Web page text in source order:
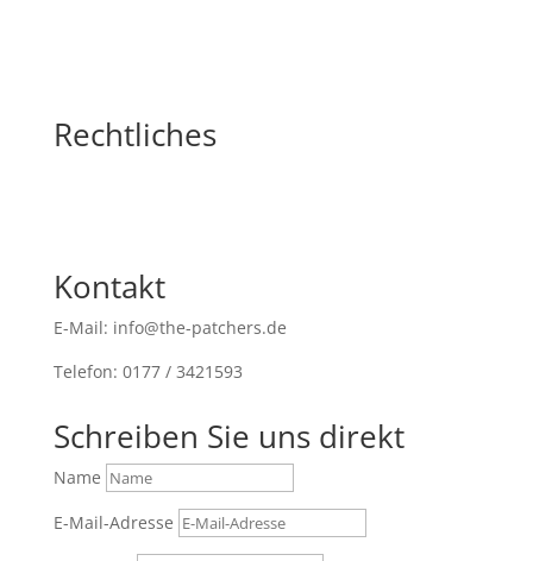
Rechtliches
Kontakt
E-Mail: info@the-patchers.de
Telefon: 0177 / 3421593
Schreiben Sie uns direkt
Name
E-Mail-Adresse